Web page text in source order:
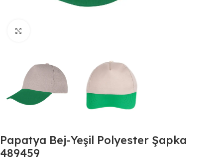
Papatya Bej-Yeşil Polyester Şapka
489459